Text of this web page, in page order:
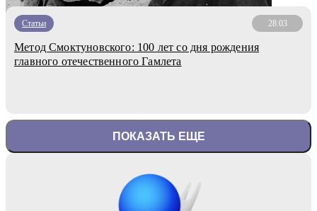
Статьи 28.03
Метод Смоктуновского: 100 лет со дня рождения
главного отечественного Гамлета
ПОКАЗАТЬ ЕЩЕ